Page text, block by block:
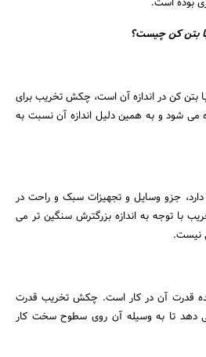
بتن کن چیست؟
بتن کن در اندازه آن است، چکش تخریب برای
شود و به همین دلیل اندازه آن نسبت به
دارد، جزو وسایل و تجهیزات سبک و راحت در
با توجه به اندازه بزرگترش سنگین تر می
نیست.
قدرت آن در کار است. چکش تخریب قدرت
می دهد تا به وسیله آن روی سطوح سخت کار